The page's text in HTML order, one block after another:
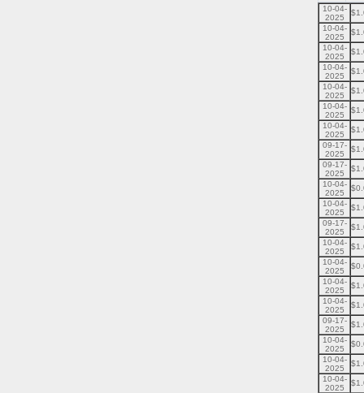
10-04-
2025
10-04-
2025
10-04-
2025
10-04-
2025
10-04-
2025
10-04-
2025
10-04-
2025
09-17-
2025
09-17-
2025
10-04-
2025
10-04-
2025
09-17-
2025
10-04-
2025
10-04-
2025
10-04-
2025
10-04-
2025
09-17-
2025
10-04-
2025
10-04-
2025
10-04-
2025